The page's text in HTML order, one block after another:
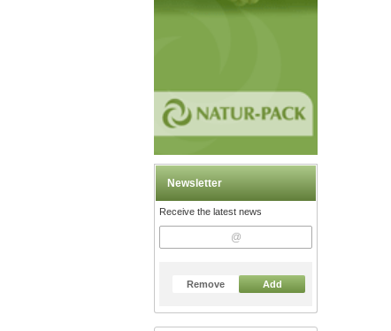
Newsletter
Receive the latest news
Remove Add